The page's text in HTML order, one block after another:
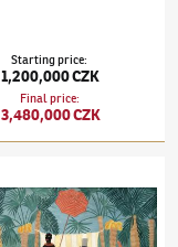
Starting price:
1,200,000 CZK
Final price:
3,480,000 CZK